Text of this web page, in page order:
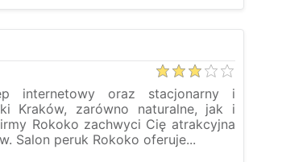
internetowy oraz stacjonarny i
Kraków, zarówno naturalne, jak i
Rokoko zachwyci Cię atrakcyjna
Salon peruk Rokoko oferuje...